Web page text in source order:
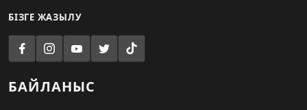
БІЗГЕ ЖАЗЫЛУ
БАЙЛАНЫС